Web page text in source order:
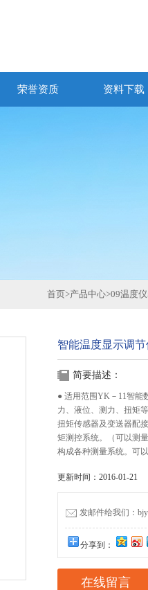
荣誉资质 资料下载
首页>产品中心>09温度
智能温度显示调节
简要描述：
● 适用范围YK－11智能
力、液位、测力、扭矩
扭矩传感器及变送器配
矩测控系统。（可以测
构成各种测量系统。可
更新时间：2016-01-21
发邮件给我们：
分享到：
在线留言